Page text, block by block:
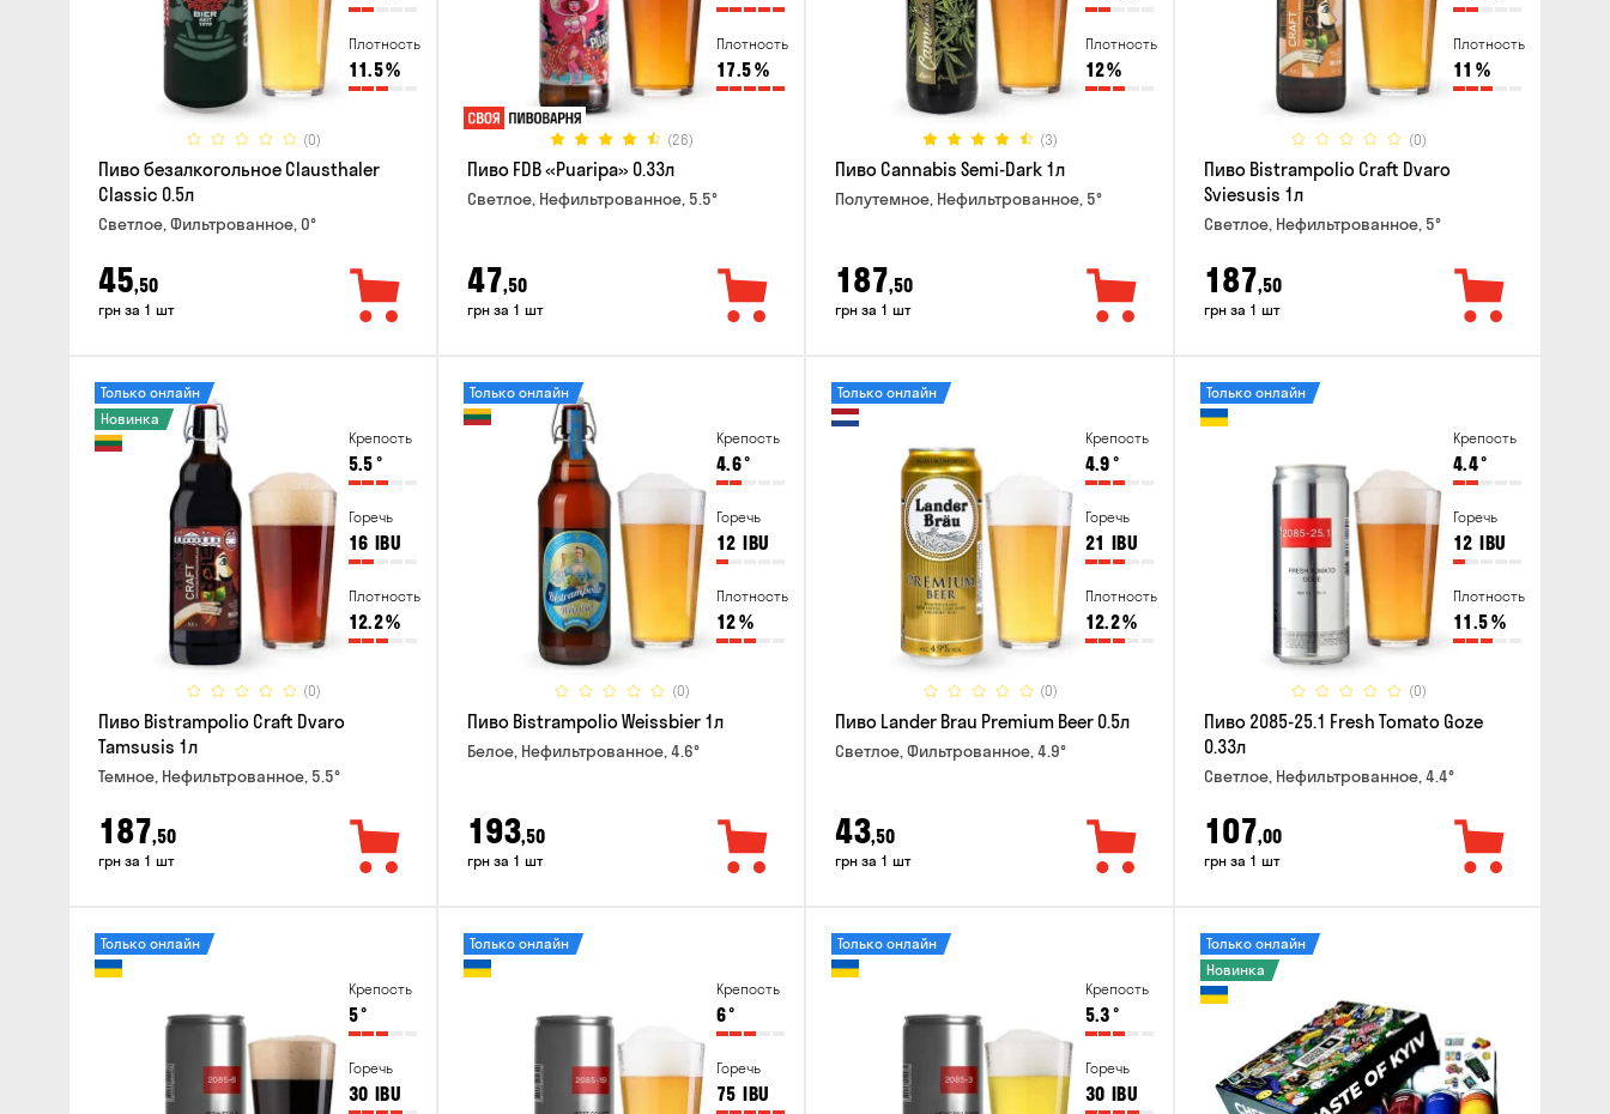
Плотность
11.5%
(0)
Пиво безалкогольное Clausthaler
Classic 0.5л
Светлое, Фильтрованное, 0°
45,50
грн за 1 шт
Плотность
17.5%
(26)
Пиво FDB «Puaripa» 0.33л
Светлое, Нефильтрованное, 5.5°
47,50
грн за 1 шт
Плотность
12%
(3)
Пиво Cannabis Semi-Dark 1л
Полутемное, Нефильтрованное, 5°
187,50
грн за 1 шт
Плотность
11 %
(0)
Пиво Bistrampolio Craft Dvaro
Sviesusis 1л
Светлое, Нефильтрованное, 5°
187,50
грн за 1 шт
Крепость
5.5°
Горечь
16 IBU
Плотность
12.2%
(0)
Только онлайн
Новинка
Пиво Bistrampolio Craft Dvaro
Tamsusis 1л
Темное, Нефильтрованное, 5.5°
187,50
грн за 1 шт
Крепость
4.6°
Горечь
12 IBU
Плотность
12%
(0)
Только онлайн
Пиво Bistrampolio Weissbier 1л
Белое, Нефильтрованное, 4.6°
193,50
грн за 1 шт
Крепость
4.9°
Горечь
21 IBU
Плотность
12.2%
(0)
Только онлайн
Пиво Lander Brau Premium Beer 0.5л
Светлое, Фильтрованное, 4.9°
43,50
грн за 1 шт
Крепость
4.4°
Горечь
12 IBU
Плотность
11.5%
(0)
Только онлайн
Пиво 2085-25.1 Fresh Tomato Goze
0.33л
Светлое, Нефильтрованное, 4.4°
107,00
грн за 1 шт
Крепость
5°
Горечь
30 IBU
Только онлайн
Крепость
6°
Горечь
75 IBU
Только онлайн
Крепость
5.3°
Горечь
30 IBU
Только онлайн
Только онлайн
Новинка